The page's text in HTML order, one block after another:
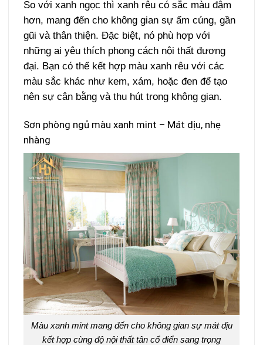
So với xanh ngọc thì xanh rêu có sắc màu đậm
hơn, mang đến cho không gian sự ấm cúng, gần
gũi và thân thiện. Đặc biệt, nó phù hợp với
những ai yêu thích phong cách nội thất đương
đại. Bạn có thể kết hợp màu xanh rêu với các
màu sắc khác như kem, xám, hoặc đen để tạo
nên sự cân bằng và thu hút trong không gian.
Sơn phòng ngủ màu xanh mint – Mát dịu, nhẹ
nhàng
Màu xanh mint mang đến cho không gian sự mát dịu
kết hợp cùng độ nội thất tân cổ điển sang trọng